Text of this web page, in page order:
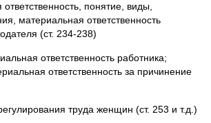
понятие, виды,
материальная ответственность
(ст. 234-238)
ответственность работника;
ответственность за причинение
труда женщин (ст. 253 и т.д.)